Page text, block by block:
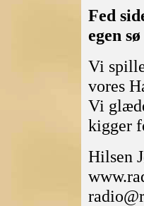
Fed
egen
Vi
vores
Vi
kigger
Hilsen